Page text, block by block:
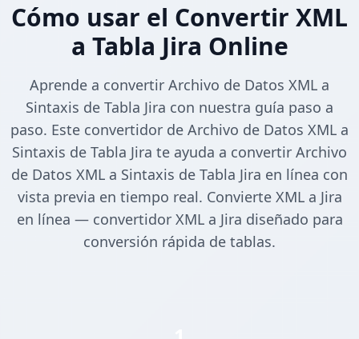
Cómo usar el Convertir XML
a Tabla Jira Online
Aprende a convertir Archivo de Datos XML a
Sintaxis de Tabla Jira con nuestra guía paso a
paso. Este convertidor de Archivo de Datos XML a
Sintaxis de Tabla Jira te ayuda a convertir Archivo
de Datos XML a Sintaxis de Tabla Jira en línea con
vista previa en tiempo real. Convierte XML a Jira
en línea — convertidor XML a Jira diseñado para
conversión rápida de tablas.